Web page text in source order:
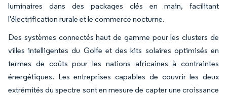
luminaires dans des packages clés en main, facilitant
l'électrification rurale et le commerce nocturne.
Des systèmes connectés haut de gamme pour les clusters de
villes intelligentes du Golfe et des kits solaires optimisés en
termes de coûts pour les nations africaines à contraintes
énergétiques. Les entreprises capables de couvrir les deux
extrémités du spectre sont en mesure de capter une croissance